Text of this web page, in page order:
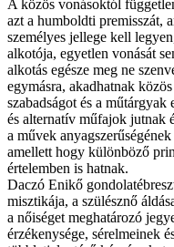
A közös vonásoktól
azt a humboldti premisszát,
személyes jellege kell
alkotója, egyetlen vonását
alkotás egésze meg ne
egymásra, akadhatnak
szabadságot és a
és alternatív műfajok jutnak
a művek
amellett hogy különböző
értelemben is hatnak.
Daczó Enikő
misztikája, a szülésznő
a nőiséget meghatározó
érzékenysége, sérelmeinek